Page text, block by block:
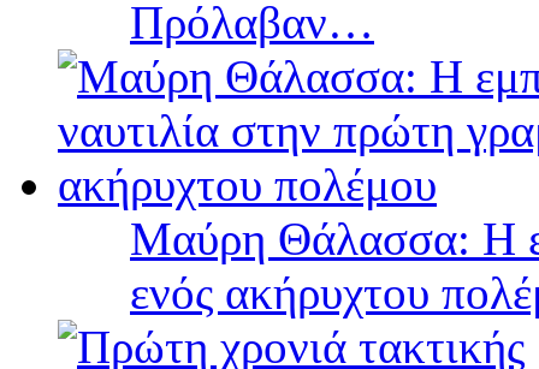
Πρόλαβαν…
Μαύρη Θάλασσα: Η
ενός ακήρυχτου